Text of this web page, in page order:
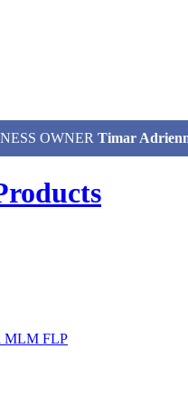
OWNER Timar
MLM FLP